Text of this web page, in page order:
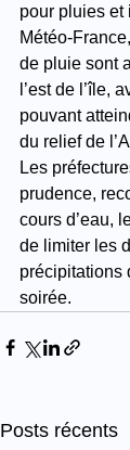
pour pluies et
Météo-
de pluie sont
l’est de l’île,
pouvant
du relief de
Les
prudence,
cours d’eau,
de limiter les
précipitations
soirée.
Posts récents